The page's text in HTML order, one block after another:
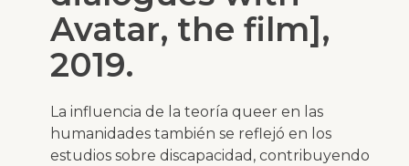
Avatar, the film],
2019.
La influencia de la teoría queer en las
humanidades también se reflejó en los
estudios sobre discapacidad, contribuyendo